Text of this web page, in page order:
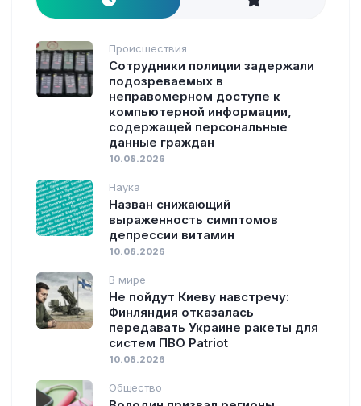
Происшествия
Сотрудники полиции задержали
подозреваемых в
неправомерном доступе к
компьютерной информации,
содержащей персональные
данные граждан
10.08.2026
Наука
Назван снижающий
выраженность симптомов
депрессии витамин
10.08.2026
В мире
Не пойдут Киеву навстречу:
Финляндия отказалась
передавать Украине ракеты для
систем ПВО Patriot
10.08.2026
Общество